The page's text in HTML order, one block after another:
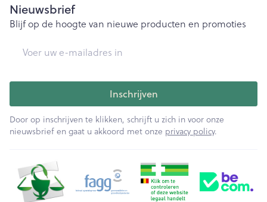
Nieuwsbrief
Blijf op de hoogte van nieuwe producten en promoties
Inschrijven
Door op inschrijven te klikken, schrijft u zich in voor onze
nieuwsbrief en gaat u akkoord met onze privacy policy.